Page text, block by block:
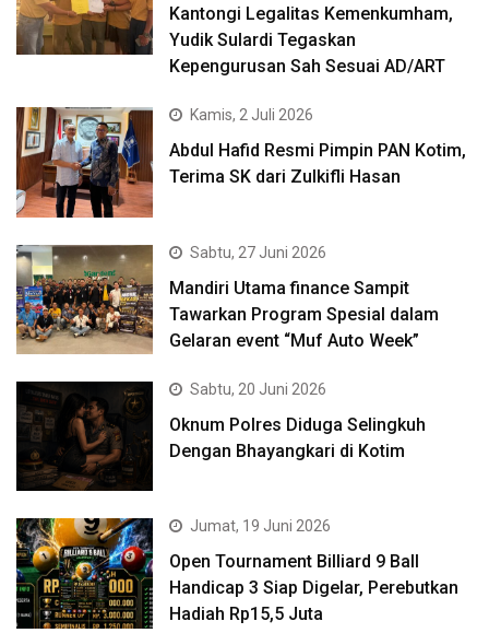
Kantongi Legalitas Kemenkumham,
Yudik Sulardi Tegaskan
Kepengurusan Sah Sesuai AD/ART
Kamis, 2 Juli 2026
Abdul Hafid Resmi Pimpin PAN Kotim,
Terima SK dari Zulkifli Hasan
Sabtu, 27 Juni 2026
Mandiri Utama finance Sampit
Tawarkan Program Spesial dalam
Gelaran event “Muf Auto Week”
Sabtu, 20 Juni 2026
Oknum Polres Diduga Selingkuh
Dengan Bhayangkari di Kotim
Jumat, 19 Juni 2026
Open Tournament Billiard 9 Ball
Handicap 3 Siap Digelar, Perebutkan
Hadiah Rp15,5 Juta